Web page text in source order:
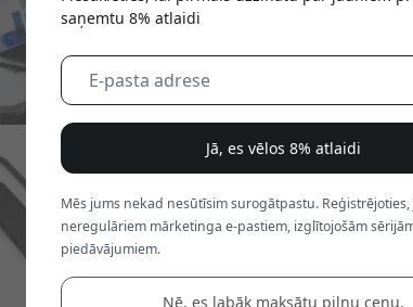
saņemtu 8% atlaidi
Jā, es vēlos 8% atlaidi
Mēs jums nekad nesūtīsim surogātpastu.
neregulāriem mārketinga e-pastiem, izglītojošām
piedāvājumiem.
Nē, es labāk maksātu pilnu cenu.